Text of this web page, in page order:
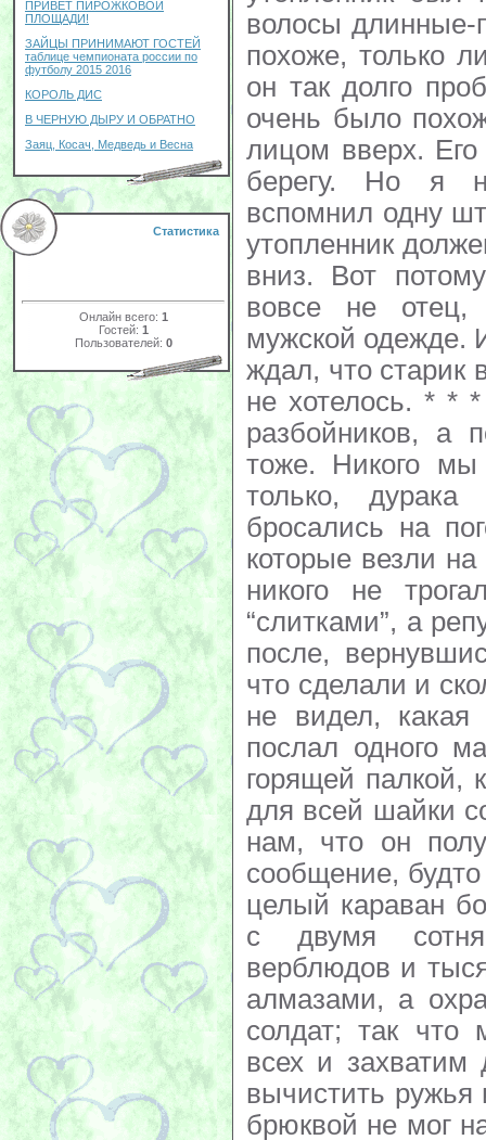
ПРИВЕТ ПИРОЖКОВОЙ
ПЛОЩАДИ!
ЗАЙЦЫ ПРИНИМАЮТ ГОСТЕЙ
таблице чемпионата россии по
футболу 2015 2016
КОРОЛЬ ДИС
В ЧЕРНУЮ ДЫРУ И ОБРАТНО
Заяц, Косач, Медведь и Весна
Статистика
Онлайн всего: 1
Гостей: 1
Пользователей: 0
волосы длинные-
похоже, только
он так долго
очень было
лицом вверх.
берегу. Но я
вспомнил одну
утопленник
вниз. Вот
вовсе не отец,
мужской одежде.
ждал, что старик
не хотелось. * *
разбойников, а
тоже. Никого
только,
бросались на
которые везли
никого не
“слитками”, а
после,
что сделали и
не видел,
послал одного
горящей палкой,
для всей шайки
нам, что он
сообщение,
целый караван
с двумя
верблюдов и
алмазами, а
солдат; так что
всех и захватим
вычистить ружья
брюквой не мог